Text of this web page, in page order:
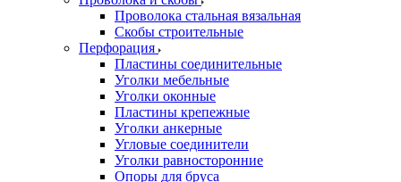
Проволока стальная вязальная
Скобы строительные
Перфорация
Пластины соединительные
Уголки мебельные
Уголки оконные
Пластины крепежные
Уголки анкерные
Угловые соединители
Уголки равносторонние
Опоры для бруса